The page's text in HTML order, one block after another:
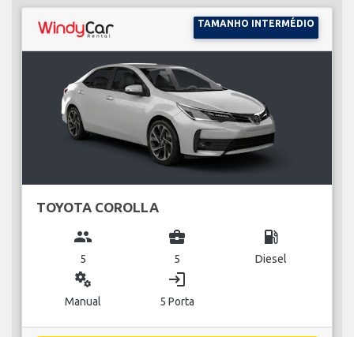
TAMANHO INTERMÉDIO
TOYOTA COROLLA
group
5
business_center
5
local_gas_station
Diesel
miscellaneous_services
Manual
login
5 Porta